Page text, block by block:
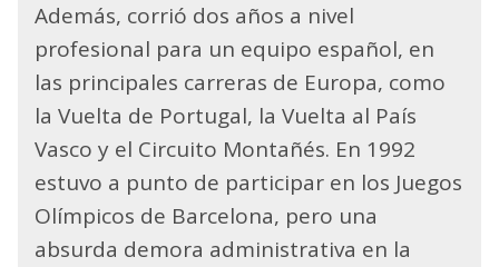
Además, corrió dos años a nivel
profesional para un equipo español, en
las principales carreras de Europa, como
la Vuelta de Portugal, la Vuelta al País
Vasco y el Circuito Montañés. En 1992
estuvo a punto de participar en los Juegos
Olímpicos de Barcelona, pero una
absurda demora administrativa en la